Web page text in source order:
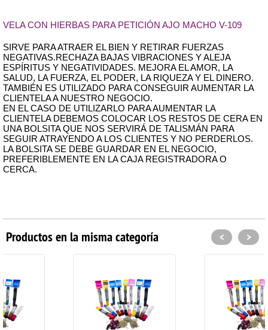
VELA CON HIERBAS PARA PETICIÓN AJO MACHO V-109
SIRVE PARA ATRAER EL BIEN Y RETIRAR FUERZAS
NEGATIVAS.RECHAZA BAJAS VIBRACIONES Y ALEJA
ESPÍRITUS Y NEGATIVIDADES. MEJORA EL AMOR, LA
SALUD, LA FUERZA, EL PODER, LA RIQUEZA Y EL DINERO.
TAMBIÉN ES UTILIZADO PARA CONSEGUIR AUMENTAR LA
CLIENTELA A NUESTRO NEGOCIO.
EN EL CASO DE UTILIZARLO PARA AUMENTAR LA
CLIENTELA DEBEMOS COLOCAR LOS RESTOS DE CERA EN
UNA BOLSITA QUE NOS SERVIRÁ DE TALISMÁN PARA
SEGUIR ATRAYENDO A LOS CLIENTES Y NO PERDERLOS.
LA BOLSITA SE DEBE GUARDAR EN EL NEGOCIO,
PREFERIBLEMENTE EN LA CAJA REGISTRADORA O
CERCA.
Productos en la misma categoría < >